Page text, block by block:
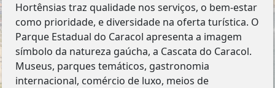
Hortênsias traz qualidade nos serviços, o bem-estar
como prioridade, e diversidade na oferta turística. O
Parque Estadual do Caracol apresenta a imagem
símbolo da natureza gaúcha, a Cascata do Caracol.
Museus, parques temáticos, gastronomia
internacional, comércio de luxo, meios de